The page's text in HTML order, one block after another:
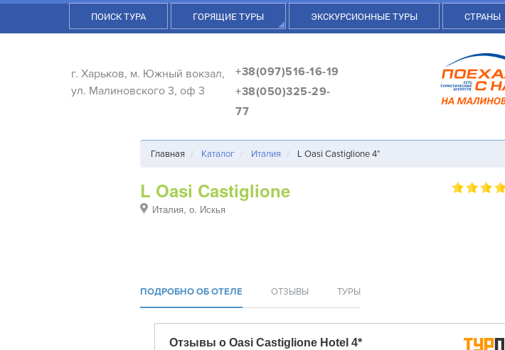
ПОИСК ТУРА ГОРЯЩИЕ ТУРЫ ЭКСКУРСИОННЫЕ ТУРЫ СТРАНЫ
г. Харьков, м. Южный вокзал,
ул. Малиновского 3, оф 3
+38(097)516-16-19
+38(050)325-29-
77
Главная Каталог Италия L Oasi Castiglione 4*
L Oasi Castiglione
Италия, о. Искья
ПОДРОБНО ОБ ОТЕЛЕ ОТЗЫВЫ ТУРЫ